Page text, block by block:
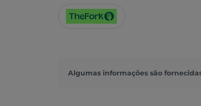
Algumas informações são